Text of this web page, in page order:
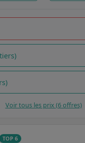
Voir tous les prix (6 offres)
TOP 6